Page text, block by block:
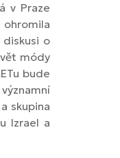
v Praze
ohromila
o
módy
bude
skupina
Izrael a